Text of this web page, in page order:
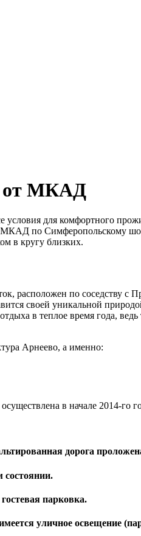
от МКАД
для комфортного
по Симферопольскому
в кругу близких.
расположен по соседству с
своей уникальной
в теплое время года,
Арнеево, а именно:
в начале 2014-го
дорога
состоянии.
парковка.
уличное освещение